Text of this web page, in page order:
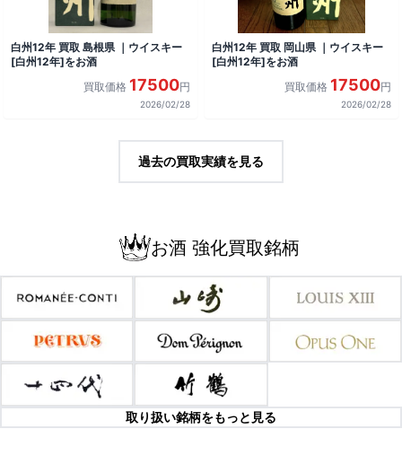
白州12年 買取 島根県 ｜ウイスキー
[白州12年]をお酒
買取価格 17500円
2026/02/28
白州12年 買取 岡山県 ｜ウイスキー
[白州12年]をお酒
買取価格 17500円
2026/02/28
過去の買取実績を見る
お酒 強化買取銘柄
取り扱い銘柄をもっと見る